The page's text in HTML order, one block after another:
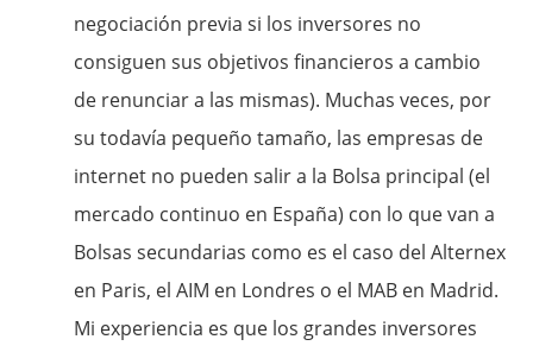
negociación previa si los inversores no
consiguen sus objetivos financieros a cambio
de renunciar a las mismas). Muchas veces, por
su todavía pequeño tamaño, las empresas de
internet no pueden salir a la Bolsa principal (el
mercado continuo en España) con lo que van a
Bolsas secundarias como es el caso del Alternex
en Paris, el AIM en Londres o el MAB en Madrid.
Mi experiencia es que los grandes inversores